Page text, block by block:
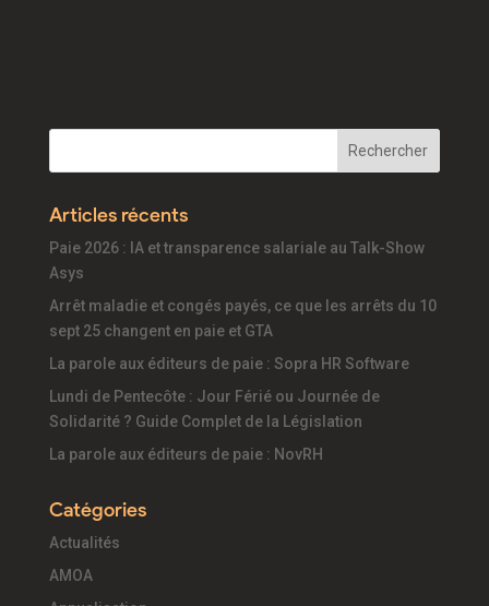
Articles récents
Paie 2026 : IA et transparence salariale au Talk-Show
Asys
Arrêt maladie et congés payés, ce que les arrêts du 10
sept 25 changent en paie et GTA
La parole aux éditeurs de paie : Sopra HR Software
Lundi de Pentecôte : Jour Férié ou Journée de
Solidarité ? Guide Complet de la Législation
La parole aux éditeurs de paie : NovRH
Catégories
Actualités
AMOA